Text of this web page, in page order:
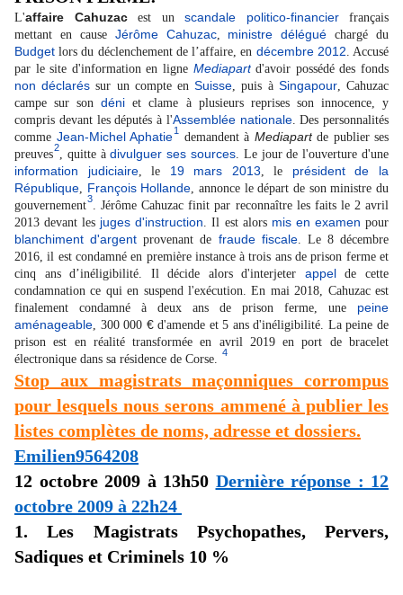
L'affaire Cahuzac est un scandale politico-financierfrançais
mettant en cause Jérôme Cahuzac, ministre délégué chargé du
Budget lors du déclenchement de l’affaire, en décembre 2012. Accusé
par le site d'information en ligne Mediapartd'avoir possédé des fonds
non déclarés sur un compte enSuisse, puis à Singapour, Cahuzac
campe sur sondéni et clame à plusieurs reprises son innocence, y
compris devant les députés à l'Assemblée nationale. Des personnalités
comme Jean-Michel Aphatie1 demandent à Mediapartde publier ses
preuves2, quitte àdivulguer ses sources. Le jour de l'ouverture d'une
information judiciaire, le 19 mars 2013, le président de la
République, François Hollande, annonce le départ de son ministre du
gouvernement3. Jérôme Cahuzac finit par reconnaître les faits le 2 avril
2013 devant les juges d'instruction. Il est alors mis en examen pour
blanchiment d'argent provenant de fraude fiscale. Le 8 décembre
2016, il est condamné en première instance à trois ans de prison ferme et
cinq ans d’inéligibilité. Il décide alors d'interjeter appel de cette
condamnation ce qui en suspend l'exécution. En mai 2018, Cahuzac est
finalement condamné à deux ans de prison ferme, une peine
aménageable, 300 000 €d'amende et 5 ans d'inéligibilité. La peine de
prison est en réalité transformée en avril 2019 en port de bracelet
électronique dans sa résidence de Corse. 4
Stop aux magistrats maçonniques corrompus
pour lesquels nous serons ammené à publier les
listes complètes de noms, adresse et dossiers.
Emilien9564208
12 octobre 2009 à 13h50 Dernière réponse : 12
octobre 2009 à 22h24
1. Les Magistrats Psychopathes, Pervers,
Sadiques et Criminels 10 %